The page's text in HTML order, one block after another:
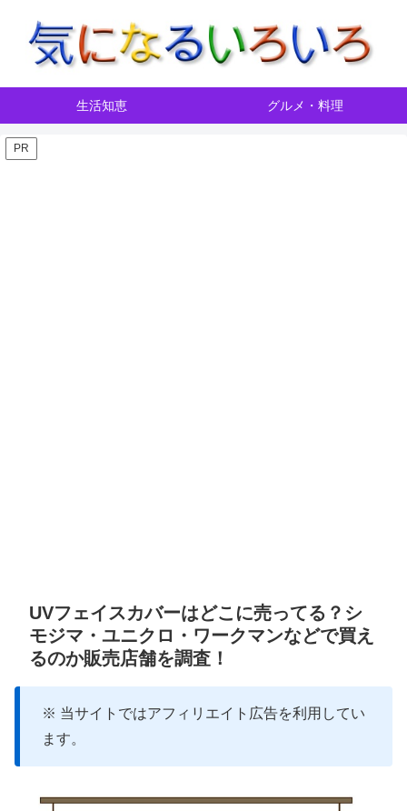
生活知恵 グルメ・料理
PR
UVフェイスカバーはどこに売ってる？シ
モジマ・ユニクロ・ワークマンなどで買え
るのか販売店舗を調査！
※ 当サイトではアフィリエイト広告を利用してい
ます。